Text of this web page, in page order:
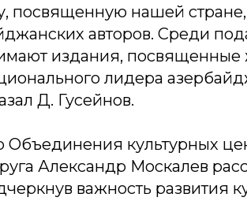
посвященную нашей
авторов. Среди
издания,
лидера
Д. Гусейнов.
Объединения культурных
Александр Москалев
важность развития